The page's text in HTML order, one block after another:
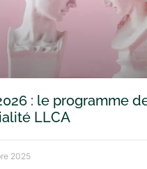
: le programme
LLCA
2025